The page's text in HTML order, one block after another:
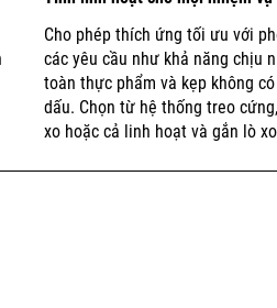
Cho phép thích ứng tối ưu với
các yêu cầu như khả năng chịu
toàn thực phẩm và kẹp không có
dấu. Chọn từ hệ thống treo
xo hoặc cả linh hoạt và gắn lò